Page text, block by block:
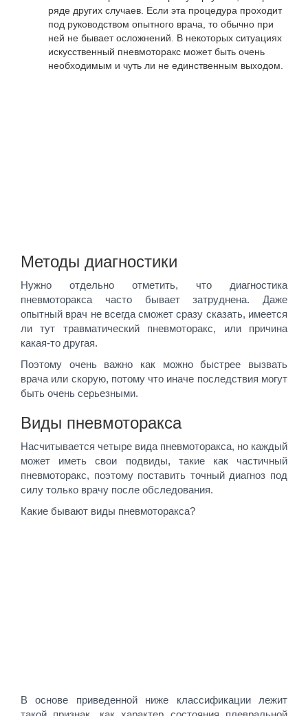
ряде других случаев. Если эта процедура проходит
под руководством опытного врача, то обычно при
ней не бывает осложнений. В некоторых ситуациях
искусственный пневмоторакс может быть очень
необходимым и чуть ли не единственным выходом.
Методы диагностики
Нужно отдельно отметить, что диагностика
пневмоторакса часто бывает затруднена. Даже
опытный врач не всегда сможет сразу сказать, имеется
ли тут травматический пневмоторакс, или причина
какая-то другая.
Поэтому очень важно как можно быстрее вызвать
врача или скорую, потому что иначе последствия могут
быть очень серьезными.
Виды пневмоторакса
Насчитывается четыре вида пневмоторакса, но каждый
может иметь свои подвиды, такие как частичный
пневмоторакс, поэтому поставить точный диагноз под
силу только врачу после обследования.
Какие бывают виды пневмоторакса?
В основе приведенной ниже классификации лежит